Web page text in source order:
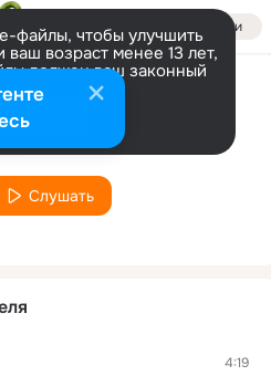
Войти
файлы, чтобы улучшить
ваш возраст менее 13 лет,
должен ваш законный
информации
ночь
воля
Слушать
4:19